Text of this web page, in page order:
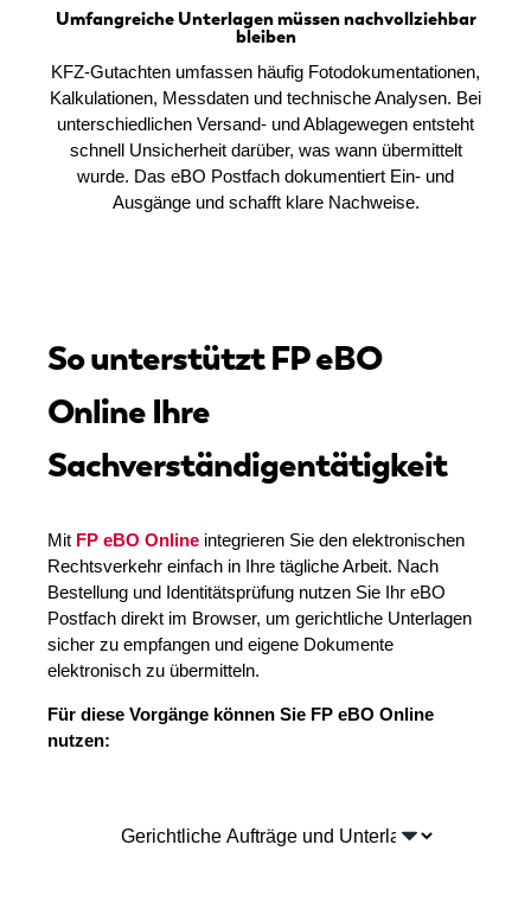
Umfangreiche Unterlagen müssen nachvollziehbar
bleiben
KFZ-Gutachten umfassen häufig Fotodokumentationen,
Kalkulationen, Messdaten und technische Analysen. Bei
unterschiedlichen Versand- und Ablagewegen entsteht
schnell Unsicherheit darüber, was wann übermittelt
wurde. Das eBO Postfach dokumentiert Ein- und
Ausgänge und schafft klare Nachweise.
So unterstützt FP eBO
Online Ihre
Sachverständigentätigkeit
Mit FP eBO Online integrieren Sie den elektronischen
Rechtsverkehr einfach in Ihre tägliche Arbeit. Nach
Bestellung und Identitätsprüfung nutzen Sie Ihr eBO
Postfach direkt im Browser, um gerichtliche Unterlagen
sicher zu empfangen und eigene Dokumente
elektronisch zu übermitteln.
Für diese Vorgänge können Sie FP eBO Online
nutzen: